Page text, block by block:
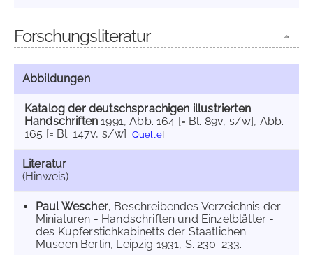
Forschungsliteratur
Abbildungen
Katalog der deutschsprachigen illustrierten
Handschriften 1991, Abb. 164 [= Bl. 89v, s/w], Abb.
165 [= Bl. 147v, s/w] [Quelle]
Literatur
(Hinweis)
Paul Wescher, Beschreibendes Verzeichnis der
Miniaturen - Handschriften und Einzelblätter -
des Kupferstichkabinetts der Staatlichen
Museen Berlin, Leipzig 1931, S. 230-233.